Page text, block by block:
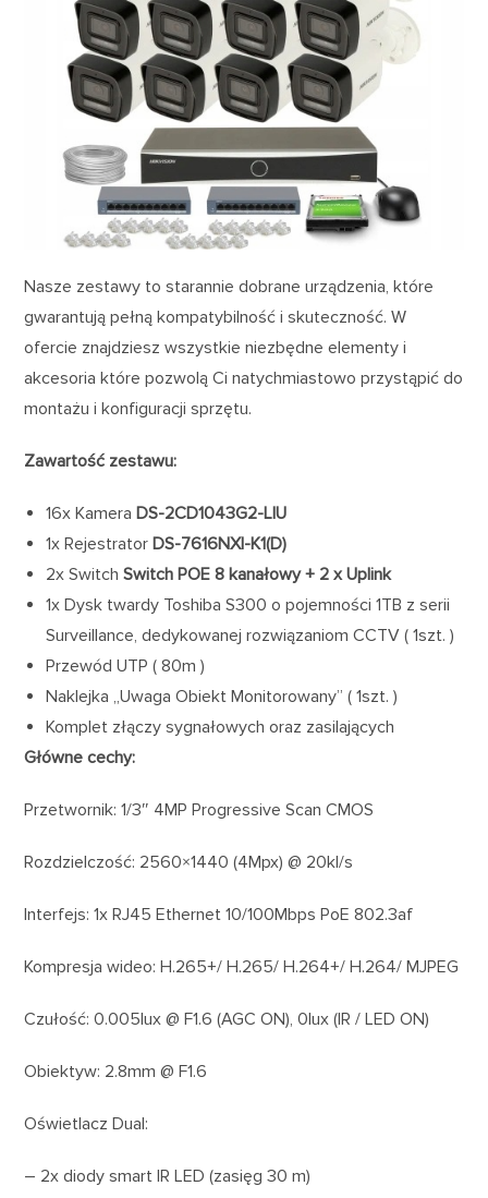
Nasze zestawy to starannie dobrane urządzenia, które
gwarantują pełną kompatybilność i skuteczność. W
ofercie znajdziesz wszystkie niezbędne elementy i
akcesoria które pozwolą Ci natychmiastowo przystąpić do
montażu i konfiguracji sprzętu.
Zawartość zestawu:
16x KameraDS-2CD1043G2-LIU
1x RejestratorDS-7616NXI-K1(D)
2x SwitchSwitch POE 8 kanałowy + 2 x Uplink
1x Dysk twardy Toshiba S300 o pojemności 1TB z serii
Surveillance, dedykowanej rozwiązaniom CCTV ( 1szt. )
Przewód UTP ( 80m )
Naklejka „Uwaga Obiekt Monitorowany” ( 1szt. )
Komplet złączy sygnałowych oraz zasilających
Główne cechy:
Przetwornik: 1/3″ 4MP Progressive Scan CMOS
Rozdzielczość: 2560×1440 (4Mpx) @ 20kl/s
Interfejs: 1x RJ45 Ethernet 10/100Mbps PoE 802.3af
Kompresja wideo: H.265+/ H.265/ H.264+/ H.264/ MJPEG
Czułość: 0.005lux @ F1.6 (AGC ON), 0lux (IR / LED ON)
Obiektyw: 2.8mm @ F1.6
Oświetlacz Dual:
– 2x diody smart IR LED (zasięg 30 m)